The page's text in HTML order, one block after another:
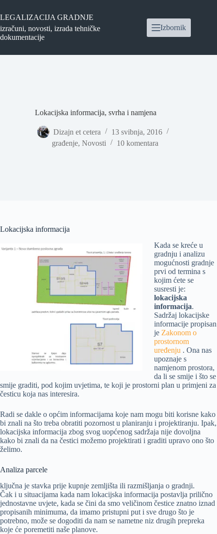
sadržaj
LEGALIZACIJA GRADNJE
izračuni, novosti, izrada tehničke
dokumentacije
Izbornik
Lokacijska informacija, svrha i namjena
Dizajn et cetera
13 svibnja, 2016
građenje,Novosti 10 komentara
Lokacijska informacija
Kada se kreće u
gradnju i analizu
mogućnosti gradnje
prvi od termina s
kojim ćete se
susresti je:
lokacijska
informacija.
Sadržaj lokacijske
informacije propisan
je Zakonom o
prostornom
uređenju . Ona nas
upoznaje s
namjenom prostora,
da li se smije i što se
smije graditi, pod kojim uvjetima, te koji je prostorni plan u primjeni za
česticu koja nas interesira.
Radi se dakle o općim informacijama koje nam mogu biti korisne kako
bi znali na što treba obratiti pozornost u planiranju i projektiranju. Ipak,
lokacijska informacija zbog svog uopćenog sadržaja nije dovoljna
kako bi znali da na čestici možemo projektirati i graditi upravo ono što
želimo.
Analiza parcele
ključna je stavka prije kupnje zemljišta ili razmišljanja o gradnji.
Čak i u situacijama kada nam lokacijska informacija postavlja prilično
jednostavne uvjete, kada se čini da smo veličinom čestice znatno iznad
propisanih minimuma, da imamo pristupni put i sve drugo što je
potrebno, može se dogoditi da nam se nametne niz drugih prepreka
koje će poremetiti naše planove.